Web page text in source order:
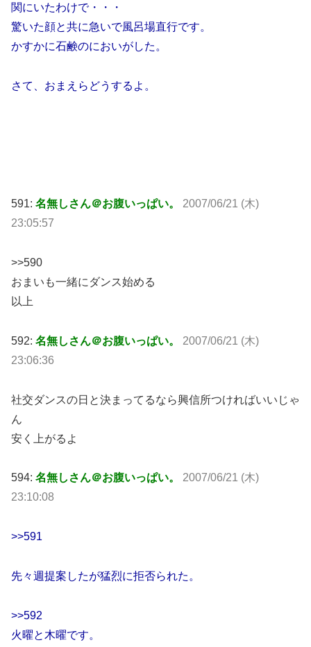
関にいたわけで・・・
驚いた顔と共に急いで風呂場直行です。
かすかに石鹸のにおいがした。
さて、おまえらどうするよ。
591: 名無しさん＠お腹いっぱい。 2007/06/21 (木)
23:05:57
>>590
おまいも一緒にダンス始める
以上
592: 名無しさん＠お腹いっぱい。 2007/06/21 (木)
23:06:36
社交ダンスの日と決まってるなら興信所つければいいじゃ
ん
安く上がるよ
594: 名無しさん＠お腹いっぱい。 2007/06/21 (木)
23:10:08
>>591
先々週提案したが猛烈に拒否られた。
>>592
火曜と木曜です。